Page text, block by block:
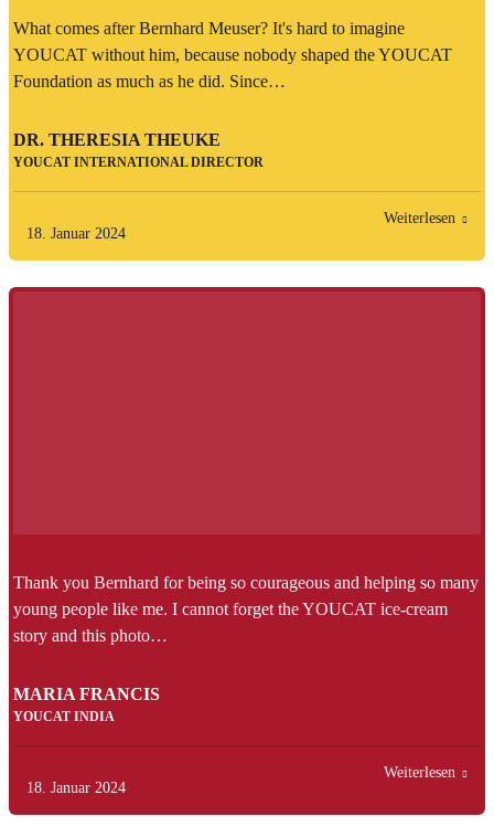
What comes after Bernhard Meuser? It's hard to imagine
YOUCAT without him, because nobody shaped the YOUCAT
Foundation as much as he did. Since…
DR. THERESIA THEUKE
YOUCAT INTERNATIONAL DIRECTOR
18. Januar 2024
Weiterlesen
Thank you Bernhard for being so courageous and helping so many
young people like me. I cannot forget the YOUCAT ice-cream
story and this photo…
MARIA FRANCIS
YOUCAT INDIA
18. Januar 2024
Weiterlesen